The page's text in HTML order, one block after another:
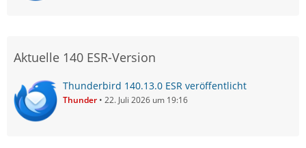
Aktuelle 140 ESR-Version
Thunderbird 140.13.0 ESR veröffentlicht
Thunder 22. Juli 2026 um 19:16